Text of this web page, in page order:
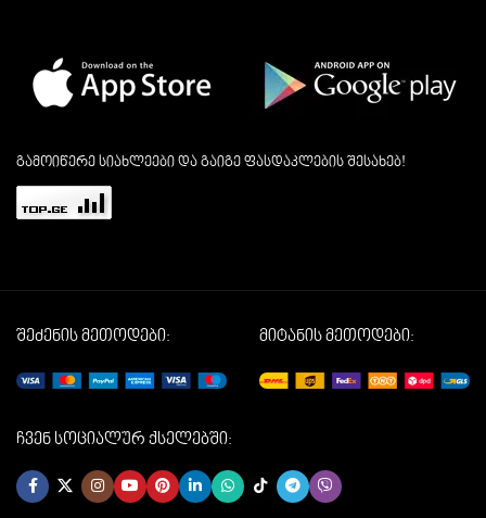
გამოიწერე სიახლეები და გაიგე ფასდაკლების შესახებ!
შეძენის მეთოდები: მიტანის მეთოდები:
ჩვენ სოციალურ ქსელებში: